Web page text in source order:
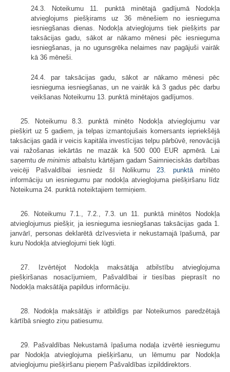
24.3. Noteikumu 11. punktā minētajā gadījumā Nodokļa
atvieglojums piešķirams uz 36 mēnešiem no iesnieguma
iesniegšanas dienas. Nodokļa atvieglojums tiek piešķirts par
taksācijas gadu, sākot ar nākamo mēnesi pēc iesnieguma
iesniegšanas, ja no ugunsgrēka nelaimes nav pagājuši vairāk
kā 36 mēneši.
24.4. par taksācijas gadu, sākot ar nākamo mēnesi pēc
iesnieguma iesniegšanas, un ne vairāk kā 3 gadus pēc darbu
veikšanas Noteikumu 13. punktā minētajos gadījumos.
25. Noteikumu 8.3. punktā minēto Nodokļa atvieglojumu var
piešķirt uz 5 gadiem, ja telpas izmantojušais komersants iepriekšējā
taksācijas gadā ir veicis kapitāla investīcijas telpu pārbūvē, renovācijā
vai ražošanas iekārtās ne mazāk kā 500 000 EUR apmērā. Lai
saņemtude minimis atbalstu kārtējam gadam Saimnieciskās darbības
veicēji Pašvaldībai iesniedz šī Nolikumu 23. punktāminēto
informāciju un iesniegumu par nodokļa atvieglojuma piešķiršanu līdz
Noteikuma 24. punktā noteiktajiem termiņiem.
26. Noteikumu 7.1., 7.2., 7.3. un 11. punktā minētos Nodokļa
atvieglojumus piešķir, ja iesnieguma iesniegšanas taksācijas gada 1.
janvārī, personas deklarētā dzīvesvieta ir nekustamajā īpašumā, par
kuru Nodokļa atvieglojumi tiek lūgti.
27. Izvērtējot Nodokļa maksātāja atbilstību atvieglojuma
piešķiršanas nosacījumiem, Pašvaldībai ir tiesības pieprasīt no
Nodokļa maksātāja papildus informāciju.
28. Nodokļa maksātājs ir atbildīgs par Noteikumos paredzētajā
kārtībā sniegto ziņu patiesumu.
29. Pašvaldības Nekustamā īpašuma nodaļa izvērtē iesniegumu
par Nodokļa atvieglojuma piešķiršanu, un lēmumu par Nodokļa
atvieglojumu piešķiršanu pieņem Pašvaldības izpilddirektors.